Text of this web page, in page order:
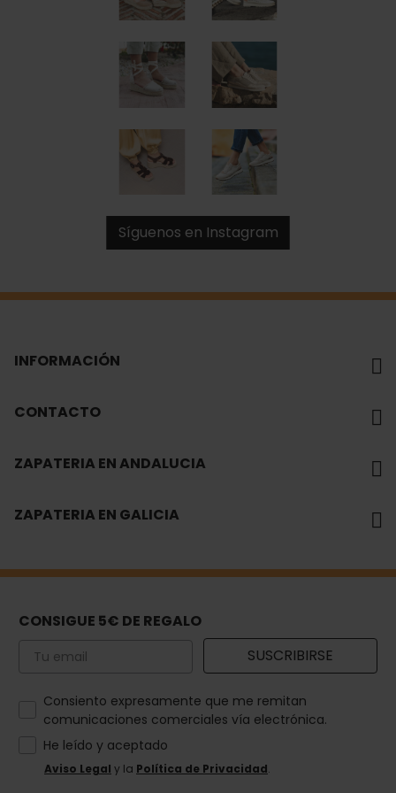
Síguenos en Instagram
INFORMACIÓN
CONTACTO
ZAPATERIA EN ANDALUCIA
ZAPATERIA EN GALICIA
CONSIGUE 5€ DE REGALO
Email SUSCRIBIRSE
How would you like to hear from us?
Consiento expresamente que me remitan
comunicaciones comerciales vía electrónica.
He leído y aceptado
Aviso Legal y la Política de Privacidad.